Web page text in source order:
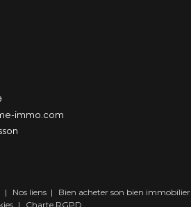
immo.com
Nos liens
Bien acheter son bien immobilier
Charte RGPD